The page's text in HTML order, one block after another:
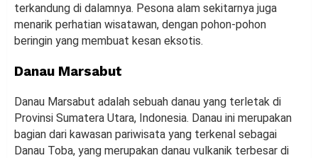
terkandung di dalamnya. Pesona alam sekitarnya juga
menarik perhatian wisatawan, dengan pohon-pohon
beringin yang membuat kesan eksotis.
Danau Marsabut
Danau Marsabut adalah sebuah danau yang terletak di
Provinsi Sumatera Utara, Indonesia. Danau ini merupakan
bagian dari kawasan pariwisata yang terkenal sebagai
Danau Toba, yang merupakan danau vulkanik terbesar di